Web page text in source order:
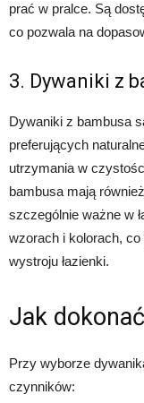
prać w pralce. Są
co pozwala na
3. Dywaniki z
Dywaniki z bambusa
preferujących
utrzymania w
bambusa mają
szczególnie ważne w
wzorach i kolorach,
wystroju łazienki.
Jak
Przy wyborze
czynników: